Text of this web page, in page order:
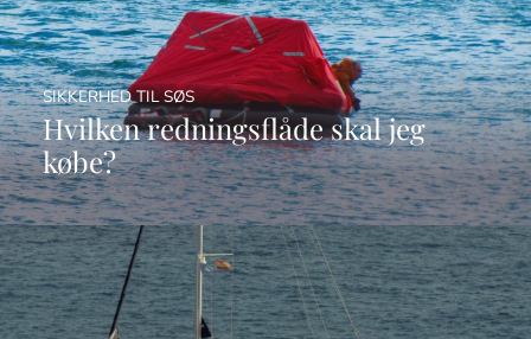
Hvilken redningsflåde skal jeg
købe?
SIKKERHED TIL SØS